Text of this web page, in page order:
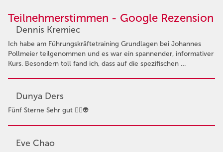
Teilnehmerstimmen - Google Rezension
Dennis Kremiec
Ich habe am Führungskräftetraining Grundlagen bei Johannes
Pollmeier teilgenommen und es war ein spannender, informativer
Kurs. Besondern toll fand ich, dass auf die spezifischen …
Dunya Ders
Fünf Sterne Sehr gut 👍🏻👽
Eve Chao